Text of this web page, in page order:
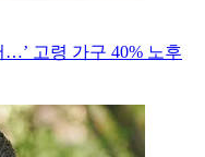
…’ 고령 가구 40% 노후